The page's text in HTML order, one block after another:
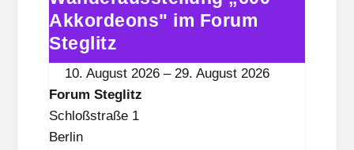
e
g
l
i
t
z
„600
Akkordeons"
im
Forum
Steglitz
Akkordeons" im Forum
Steglitz
10. August 2026 –29. August 2026
Forum Steglitz
Schloßstraße 1
Berlin